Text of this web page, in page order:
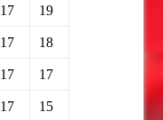
17 19
17 18
17 17
17 15